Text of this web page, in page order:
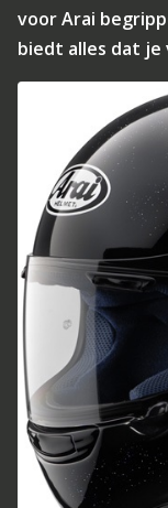
voor Arai
biedt alles dat je